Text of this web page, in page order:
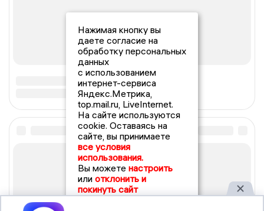
Нажимая кнопку вы
даете согласие на
обработку персональных
данных
с использованием
интернет-сервиса
Яндекс.Метрика,
top.mail.ru, LiveInternet.
На сайте используются
cookie. Оставаясь на
сайте, вы принимаете
все условия
использования.
Вы можете настроить
или отклонить и
покинуть сайт